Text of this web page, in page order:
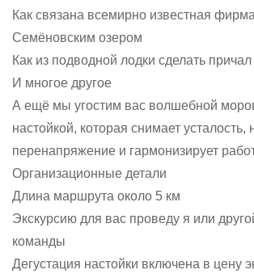
Как связана всемирно известная
Семёновским озером
Как из подводной лодки сделать причал
И многое другое
А ещё мы угостим вас волшебной
настойкой, которая снимает усталость,
перенапряжение и гармонизирует
Организационные детали
Длина маршрута около 5 км
Экскурсию для вас проведу я или
команды
Дегустация настойки включена в цену